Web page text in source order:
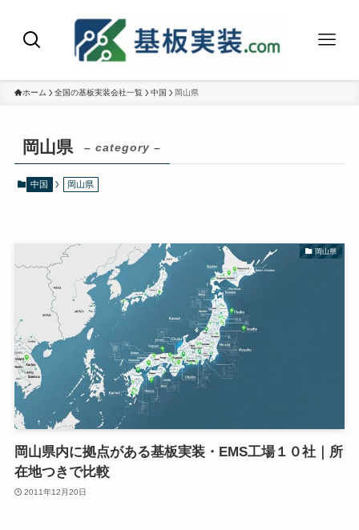
ホーム 全国の基板実装会社一覧 中国 岡山県
岡山県 – category –
中国 岡山県
岡山県
岡山県内に拠点がある基板実装・EMS工場１０社｜所
在地つきで比較
2011年12月20日